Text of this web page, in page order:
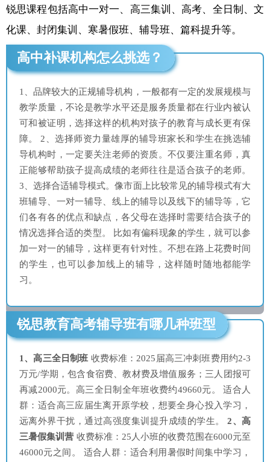
锐思课程包括高中一对一、高三集训、高考、全日制、文
化课、封闭集训、寒暑假班、辅导班、篇科提升等。
高中补课机构怎么挑选？
1、品牌较大的正规辅导机构，一般都有一定的发展规模与
教学质量，不论是教学水平还是服务质量都在行业内被认
可和被证明，选择这样的机构对孩子的教育与成长更有保
障。 2、选择师资力量雄厚的辅导班家长和学生在挑选辅
导机构时，一定要关注老师的资质。不仅要注重名师，真
正能够帮助孩子提高成绩的老师往往是适合孩子的老师。
3、选择合适辅导模式。像市面上比较常见的辅导模式有大
班辅导、一对一辅导、线上的辅导以及线下的辅导等，它
们各有各的优点和缺点，各父母在选择时需要结合孩子的
情况选择合适的类型。 比如有偏科现象的学生，就可以参
加一对一的辅导，这样更有针对性。不想在路上花费时间
的学生，也可以参加线上的辅导，这样随时随地都能学
习。
锐思教育高考辅导班有哪几种班型
1、高三全日制班 收费标准：2025届高三冲刺班费用约2-3
万元/学期，包含食宿费、教材费及增值服务；三人团报可
再减2000元。高三全日制全年班收费约49660元。 适合人
群：适合高三应届生离开原学校，想要全身心投入学习，
远离外界干扰，通过高强度集训提升成绩的学生。2、高
三暑假集训营 收费标准：25人小班的收费范围在6000元至
46000元之间。 适合人群：适合利用暑假时间集中学习，